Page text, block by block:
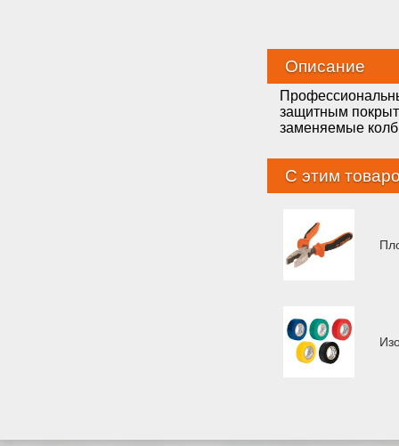
Описание
защитным
заменяемые
С этим